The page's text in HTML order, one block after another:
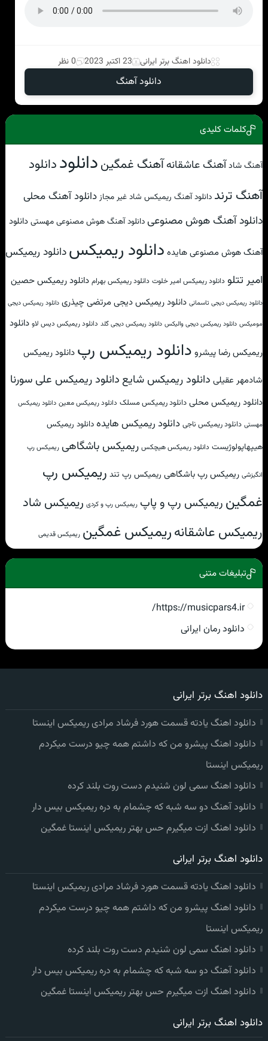
دانلود اهنگ برتر ایرانی 23 اکتبر 2023 0 نظر
دانلود آهنگ
کلمات کلیدی
آهنگ شادآهنگ عاشقانهآهنگ غمگیندانلوددانلود
آهنگ ترند دانلود آهنگ ریمیکس شاد غیر مجازدانلود آهنگ محلی
دانلود آهنگ هوش مصنوعیدانلود آهنگ هوش مصنوعی مهستیدانلود
آهنگ هوش مصنوعی هایده دانلود ریمیکسدانلود ریمیکس
امیر تتلو دانلود ریمیکس امیر خلوت دانلود ریمیکس بهرام دانلود ریمیکس حصین
دانلود ریمیکس دیجی تاسمانی دانلود ریمیکس دیجی مرتضی چیذری دانلود ریمیکس دیجی
مومیکس دانلود ریمیکس دیجی والیکس دانلود ریمیکس دیجی گلد دانلود ریمیکس دیس لاو دانلود
ریمیکس رضا پیشرو دانلود ریمیکس رپ دانلود ریمیکس
شادمهر عقیلی دانلود ریمیکس شایع دانلود ریمیکس علی سورنا
دانلود ریمیکس محلی دانلود ریمیکس مسلک دانلود ریمیکس معین دانلود ریمیکس
مهستی دانلود ریمیکس ناجی دانلود ریمیکس هایدهدانلود ریمیکس
هیپهاپولوژیست دانلود ریمیکس هیچکس ریمیکس باشگاهی ریمیکس رپ
انگیزشی ریمیکس رپ باشگاهی ریمیکس رپ تند ریمیکس رپ
غمگین ریمیکس رپ و پاپ ریمیکس رپ و کردی ریمیکس شاد
ریمیکس عاشقانهریمیکس غمگین ریمیکس قدیمی
تبلیغات متنی
https://musicpars4.ir/
دانلود رمان ایرانی
دانلود اهنگ برتر ایرانی
دانلود اهنگ یادته قسمت هورد فرشاد مرادی ریمیکس اینستا
دانلود اهنگ پیشرو من که داشتم همه چیو درست میکردم
ریمیکس اینستا
دانلود اهنگ سمی لون شنیدم دست روت بلند کرده
دانلود آهنگ دو سه شبه که چشمام به دره ریمیکس بیس دار
دانلود اهنگ ازت میگیرم حس بهتر ریمیکس اینستا غمگین
دانلود اهنگ برتر ایرانی
دانلود اهنگ یادته قسمت هورد فرشاد مرادی ریمیکس اینستا
دانلود اهنگ پیشرو من که داشتم همه چیو درست میکردم
ریمیکس اینستا
دانلود اهنگ سمی لون شنیدم دست روت بلند کرده
دانلود آهنگ دو سه شبه که چشمام به دره ریمیکس بیس دار
دانلود اهنگ ازت میگیرم حس بهتر ریمیکس اینستا غمگین
دانلود اهنگ برتر ایرانی